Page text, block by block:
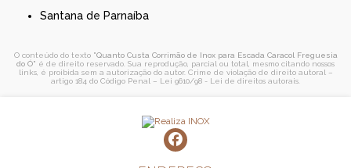
Santana de Parnaíba
O conteúdo do texto "Quanto Custa Corrimão de Inox para Escada Caracol Freguesia
do Ó" é de direito reservado. Sua reprodução, parcial ou total, mesmo citando nossos
links, é proibida sem a autorização do autor. Crime de violação de direito autoral –
artigo 184 do Código Penal – Lei 9610/98 - Lei de direitos autorais